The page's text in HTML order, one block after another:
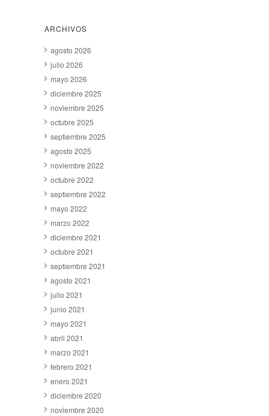
ARCHIVOS
agosto 2026
julio 2026
mayo 2026
diciembre 2025
noviembre 2025
octubre 2025
septiembre 2025
agosto 2025
noviembre 2022
octubre 2022
septiembre 2022
mayo 2022
marzo 2022
diciembre 2021
octubre 2021
septiembre 2021
agosto 2021
julio 2021
junio 2021
mayo 2021
abril 2021
marzo 2021
febrero 2021
enero 2021
diciembre 2020
noviembre 2020